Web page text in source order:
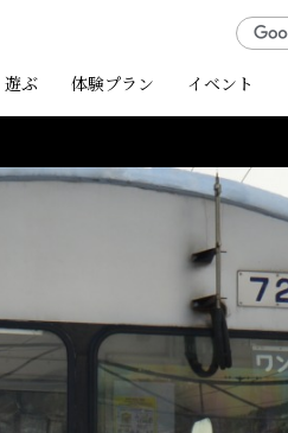
遊ぶ 体験プラン イベント